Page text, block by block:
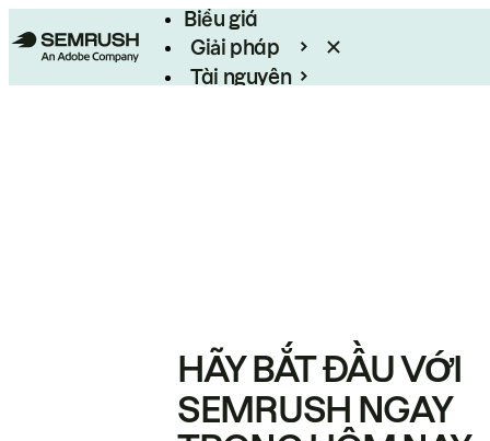
Biểu giá
Giải pháp
Tài nguyên
HÃY BẮT ĐẦU VỚI
SEMRUSH NGAY